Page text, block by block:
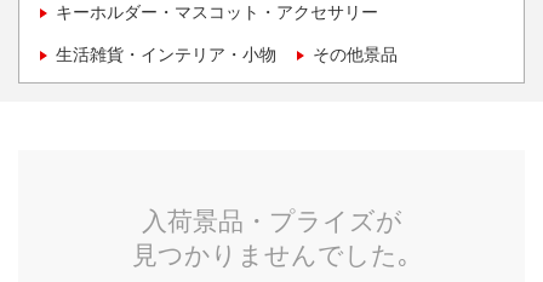
キーホルダー・マスコット・アクセサリー
生活雑貨・インテリア・小物 その他景品